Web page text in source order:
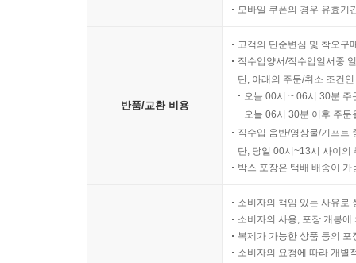
모바일 쿠폰의 경우 유효기
반품/교환 비용
고객의 단순변심 및 착오구
직수입양서/직수입일서중
단, 아래의 주문/취소 조건
오늘 00시 ~ 06시 30분
오늘 06시 30분 이후 주
직수입 음반/영상물/기프트
단, 당일 00시~13시 사이의
박스 포장은 택배 배송이
소비자의 책임 있는 사유로
소비자의 사용, 포장 개봉
복제가 가능한 상품 등의
소비자의 요청에 따라 개별